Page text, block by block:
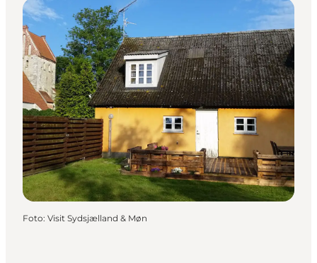
Foto: Visit Sydsjælland & Møn